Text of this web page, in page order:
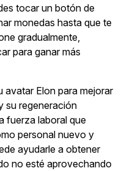
tocar un botón de
monedas hasta que te
gradualmente,
para ganar más
avatar Elon para mejorar
su regeneración
fuerza laboral que
personal nuevo y
ayudarle a obtener
no esté aprovechando